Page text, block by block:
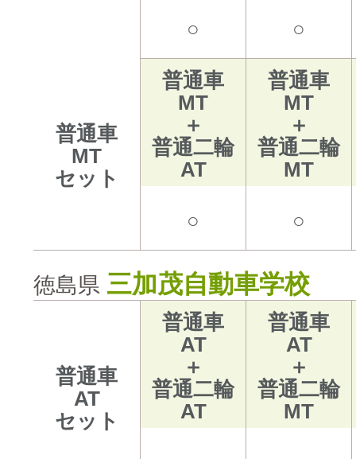
○ ○
普通車
MT
セット
普通車
MT
＋
普通二輪
AT
普通車
MT
＋
普通二輪
MT
○ ○
徳島県 三加茂自動車学校
普通車
AT
セット
普通車
AT
＋
普通二輪
AT
普通車
AT
＋
普通二輪
MT